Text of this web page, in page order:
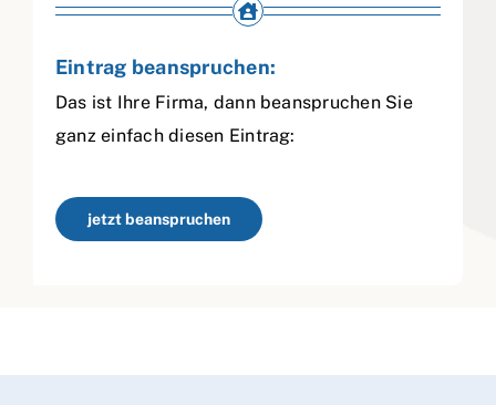
Eintrag beanspruchen:
Das ist Ihre Firma, dann beanspruchen Sie
ganz einfach diesen Eintrag:
jetzt beanspruchen